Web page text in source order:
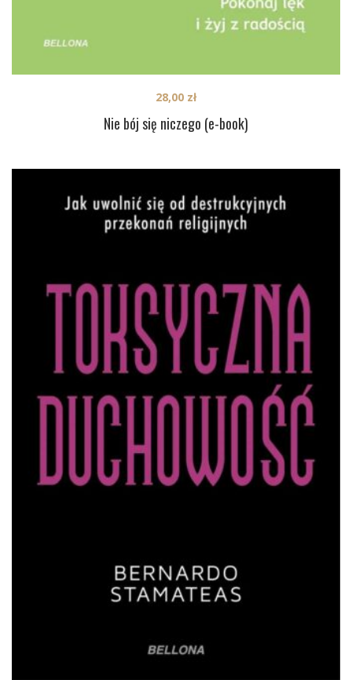
Nie bój się niczego (e-book)
28,00 zł